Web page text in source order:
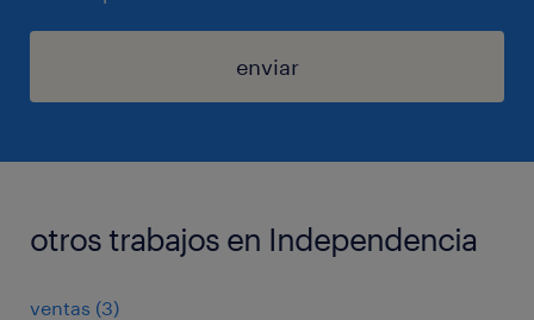
enviar
otros trabajos en Independencia
ventas (3)